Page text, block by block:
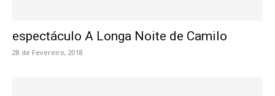
espectáculo A Longa Noite de Camilo
28 de Fevereiro, 2018